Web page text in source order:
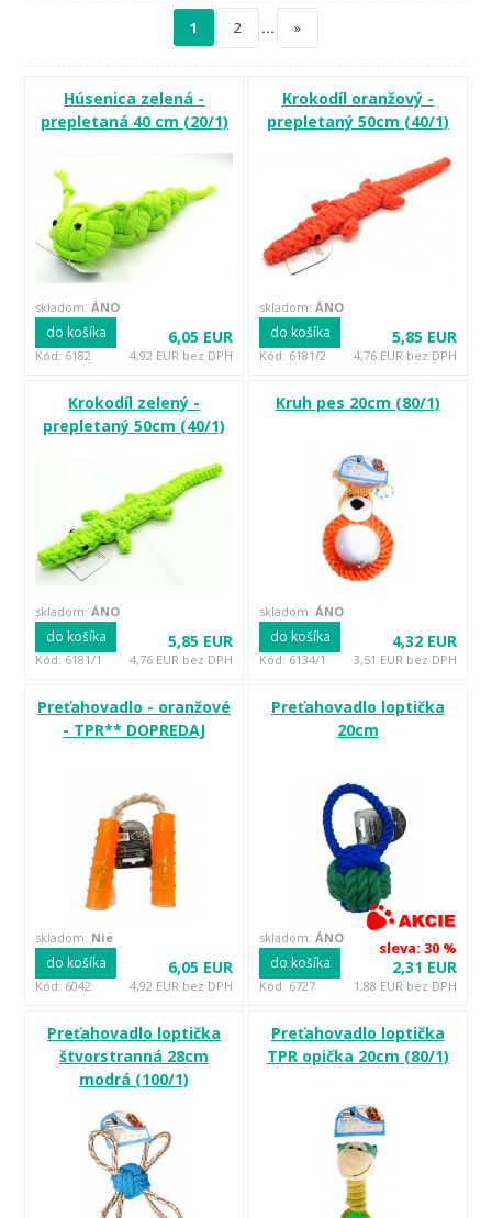
1 2 … »
Húsenica zelená -
prepletaná 40 cm (20/1)
Kód: 6182
skladom: ÁNO
6,05 EUR
4,92 EUR bez DPH
do košíka
Krokodíl oranžový -
prepletaný 50cm (40/1)
Kód: 6181/2
skladom: ÁNO
5,85 EUR
4,76 EUR bez DPH
do košíka
Krokodíl zelený -
prepletaný 50cm (40/1)
Kód: 6181/1
skladom: ÁNO
5,85 EUR
4,76 EUR bez DPH
do košíka
Kruh pes 20cm (80/1)
Kód: 6134/1
skladom: ÁNO
4,32 EUR
3,51 EUR bez DPH
do košíka
Preťahovadlo - oranžové
- TPR** DOPREDAJ
Kód: 6042
skladom: Nie
6,05 EUR
4,92 EUR bez DPH
do košíka
Preťahovadlo loptička
20cm
Kód: 6727
skladom: ÁNO
2,31 EUR
1,88 EUR bez DPH
sleva: 30 %
do košíka
Preťahovadlo loptička
štvorstranná 28cm
modrá (100/1)
Preťahovadlo loptička
TPR opička 20cm (80/1)